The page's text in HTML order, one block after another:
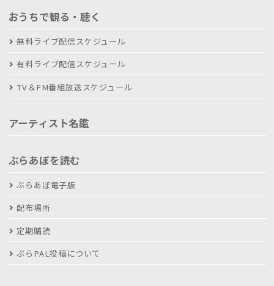
おうちで観る・聴く
無料ライブ配信スケジュール
有料ライブ配信スケジュール
TV＆FM番組放送スケジュール
アーティスト名鑑
ぶらあぼを読む
ぶらあぼ電子版
配布場所
定期購読
ぶらPAL投稿について